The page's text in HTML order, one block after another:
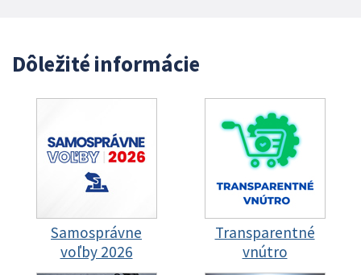
Dôležité informácie
Samosprávne
voľby 2026
Transparentné
vnútro